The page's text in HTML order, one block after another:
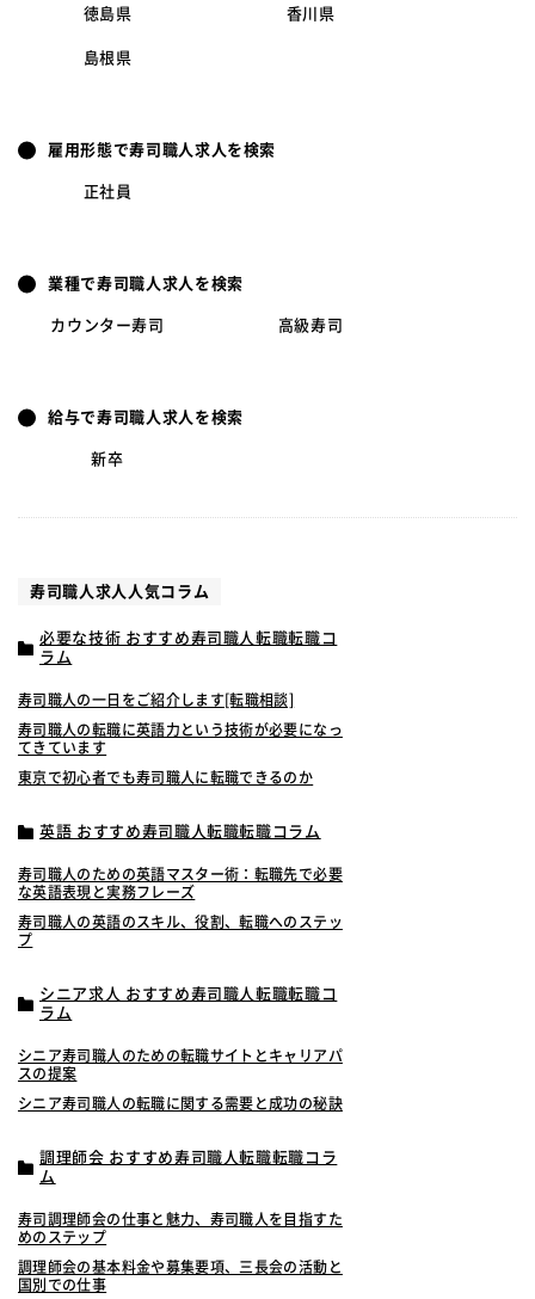
徳島県 香川県
島根県
雇用形態で寿司職人求人を検索
正社員
業種で寿司職人求人を検索
カウンター寿司 高級寿司
給与で寿司職人求人を検索
新卒
寿司職人求人人気コラム
必要な技術 おすすめ寿司職人転職転職コ
ラム
寿司職人の一日をご紹介します[転職相談]
寿司職人の転職に英語力という技術が必要になっ
てきています
東京で初心者でも寿司職人に転職できるのか
英語 おすすめ寿司職人転職転職コラム
寿司職人のための英語マスター術：転職先で必要
な英語表現と実務フレーズ
寿司職人の英語のスキル、役割、転職へのステッ
プ
シニア求人 おすすめ寿司職人転職転職コ
ラム
シニア寿司職人のための転職サイトとキャリアパ
スの提案
シニア寿司職人の転職に関する需要と成功の秘訣
調理師会 おすすめ寿司職人転職転職コラ
ム
寿司調理師会の仕事と魅力、寿司職人を目指すた
めのステップ
調理師会の基本料金や募集要項、三長会の活動と
国別での仕事